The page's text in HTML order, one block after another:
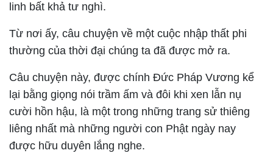
linh bất khả tư nghì.
Từ nơi ấy, câu chuyện về một cuộc nhập thất phi
thường của thời đại chúng ta đã được mở ra.
Câu chuyện này, được chính Đức Pháp Vương kể
lại bằng giọng nói trầm ấm và đôi khi xen lẫn nụ
cười hồn hậu, là một trong những trang sử thiêng
liêng nhất mà những người con Phật ngày nay
được hữu duyên lắng nghe.